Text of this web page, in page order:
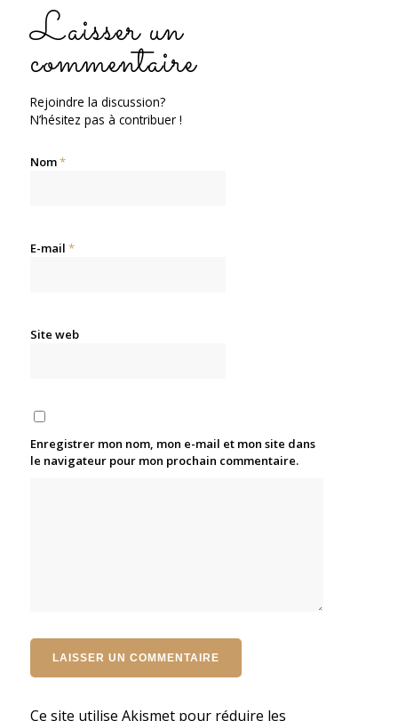
Laisser un
commentaire
Rejoindre la discussion?
N’hésitez pas à contribuer !
Nom*
E-mail *
Site web
Enregistrer mon nom, mon e-mail et mon site dans
le navigateur pour mon prochain commentaire.
Ce site utilise Akismet pour réduire les